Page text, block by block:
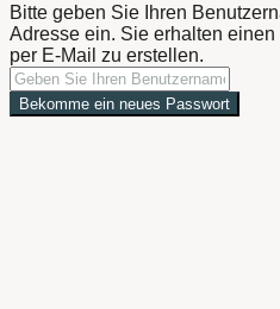
Bitte geben Sie Ihren
Adresse ein. Sie erhalten
per E-Mail zu erstellen.
Bekomme ein neues Passwort